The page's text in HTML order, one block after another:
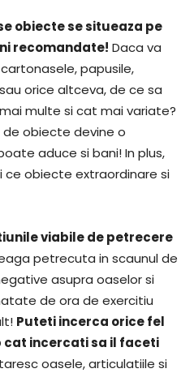
obiecte se situeaza pe
recomandate! Daca va
papusile,
orice altceva, de ce sa
multe si cat mai variate?
de obiecte devine o
aduce si bani! In plus,
obiecte extraordinare si
viabile de petrecere
petrecuta in scaunul de
asupra oaselor si
de ora de exercitiu
Puteti incerca orice fel
incercati sa il faceti
oasele, articulatiile si